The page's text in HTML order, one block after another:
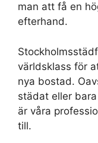
man att få en
efterhand.
världsklass för
nya bostad.
städat eller
är våra
till.